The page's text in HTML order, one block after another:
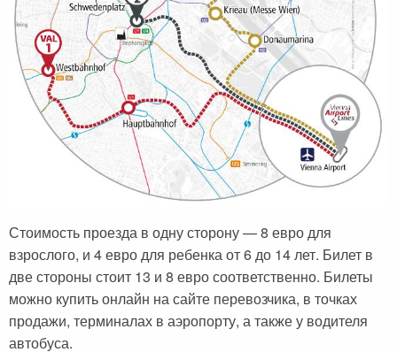
Стоимость проезда в одну сторону — 8 евро для
взрослого, и 4 евро для ребенка от 6 до 14 лет. Билет в
две стороны стоит 13 и 8 евро соответственно. Билеты
можно купить онлайн на сайте перевозчика, в точках
продажи, терминалах в аэропорту, а также у водителя
автобуса.